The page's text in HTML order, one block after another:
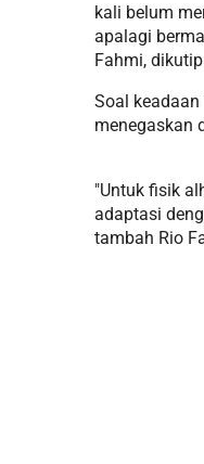
kali belum
apalagi
Fahmi,
Soal
menegaskan
"Untuk fisik
adaptasi
tambah Rio